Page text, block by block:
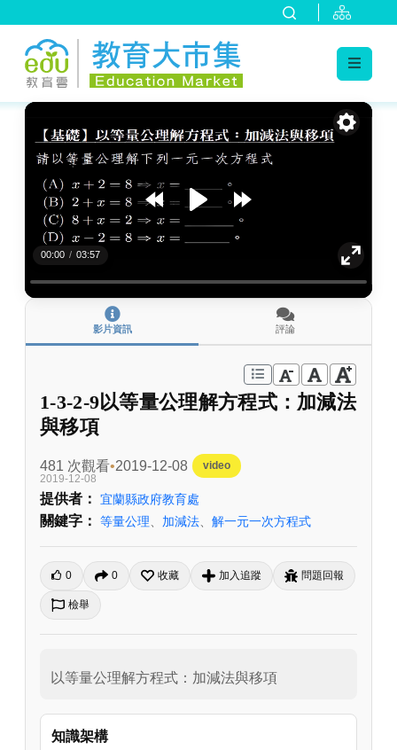
:::
00:00 / 03:57
影片資訊 評論
1-3-2-9以等量公理解方程式：加減法
與移項
481 次觀看 2019-12-08
video
2019-12-08
提供者： 宜蘭縣政府教育處
關鍵字： 等量公理 加減法 解一元一次方程式
0 0 收藏 加入追蹤 問題回報
檢舉
以等量公理解方程式：加減法與移項
知識架構